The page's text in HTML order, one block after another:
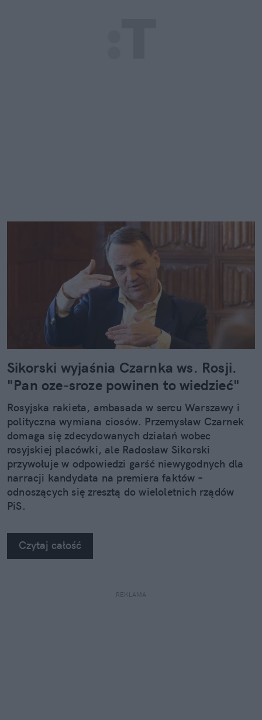
Sikorski wyjaśnia Czarnka ws. Rosji.
"Pan oze-sroze powinen to wiedzieć"
Rosyjska rakieta, ambasada w sercu Warszawy i
polityczna wymiana ciosów. Przemysław Czarnek
domaga się zdecydowanych działań wobec
rosyjskiej placówki, ale Radosław Sikorski
przywołuje w odpowiedzi garść niewygodnych dla
narracji kandydata na premiera faktów –
odnoszących się zresztą do wieloletnich rządów
PiS.
Czytaj całość
REKLAMA